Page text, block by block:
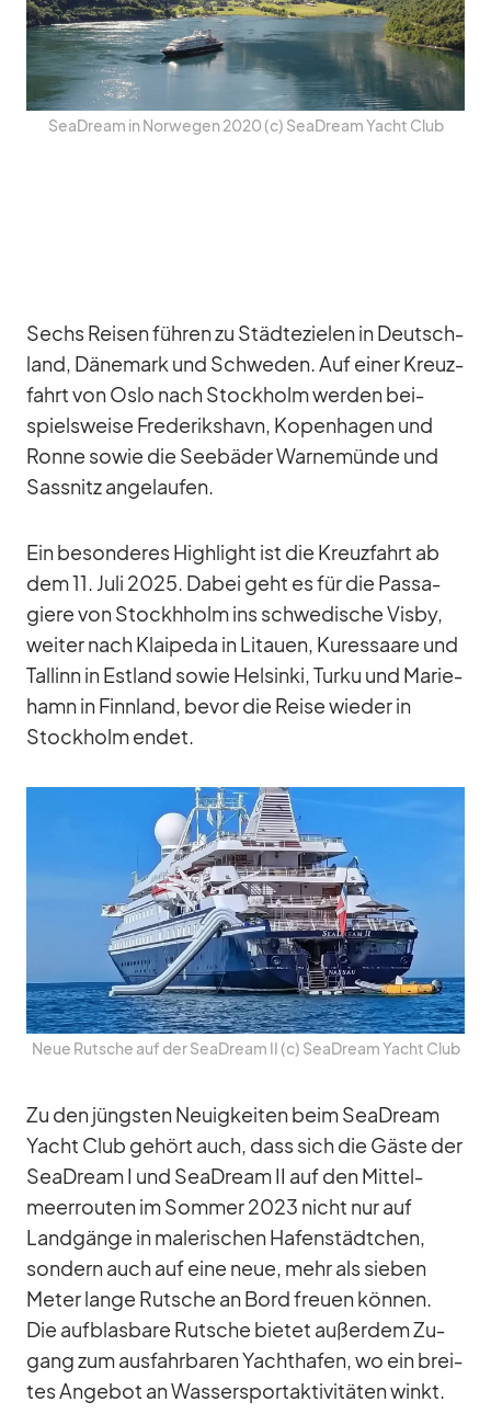
SeaD­ream in Nor­we­gen 2020 (c) SeaD­ream Yacht Club
Sechs Rei­sen füh­ren zu Städ­te­zie­len in Deutsch­
land, Dä­ne­mark und Schwe­den. Auf ei­ner Kreuz­
fahrt von Oslo nach Stock­holm wer­den bei­
spiels­weise Fre­de­riks­havn, Ko­pen­ha­gen und
Ronne so­wie die See­bä­der War­ne­münde und
Sass­nitz an­ge­lau­fen.
Ein be­son­de­res High­light ist die Kreuz­fahrt ab
dem 11. Juli 2025. Da­bei geht es für die Pas­sa­
giere von Stockhholm ins schwe­di­sche Visby,
wei­ter nach Klai­peda in Li­tauen, Ku­res­saare und
Tal­linn in Est­land so­wie Hel­sinki, Turku und Ma­rie­
hamn in Finn­land, be­vor die Reise wie­der in
Stock­holm en­det.
Neue Rut­sche auf der SeaD­ream II (c) SeaD­ream Yacht Club
Zu den jüngs­ten Neu­ig­kei­ten beim SeaD­ream
Yacht Club ge­hört auch, dass sich die Gäste der
SeaD­ream I und SeaD­ream II auf den Mit­tel­
meer­rou­ten im Som­mer 2023 nicht nur auf
Land­gänge in ma­le­ri­schen Ha­fen­städt­chen,
son­dern auch auf eine neue, mehr als sie­ben
Me­ter lange Rut­sche an Bord freuen kön­nen.
Die auf­blas­bare Rut­sche bie­tet au­ßer­dem Zu­
gang zum aus­fahr­ba­ren Yacht­ha­fen, wo ein brei­
tes An­ge­bot an Was­ser­sport­ak­ti­vi­tä­ten winkt.